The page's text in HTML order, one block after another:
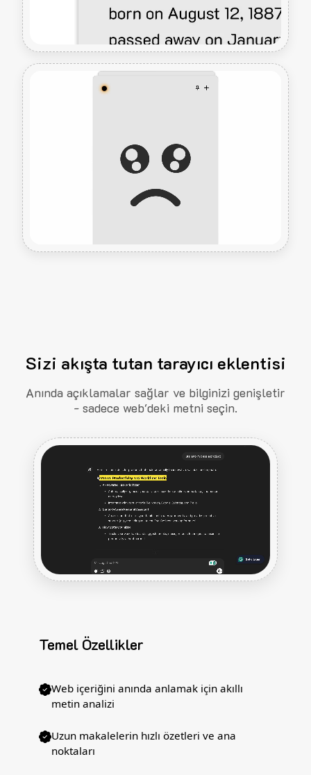
Sizi akışta tutan tarayıcı eklentisi
Anında açıklamalar sağlar ve bilginizi genişletir
- sadece web'deki metni seçin.
Temel Özellikler
Web içeriğini anında anlamak için akıllı
metin analizi
Uzun makalelerin hızlı özetleri ve ana
noktaları